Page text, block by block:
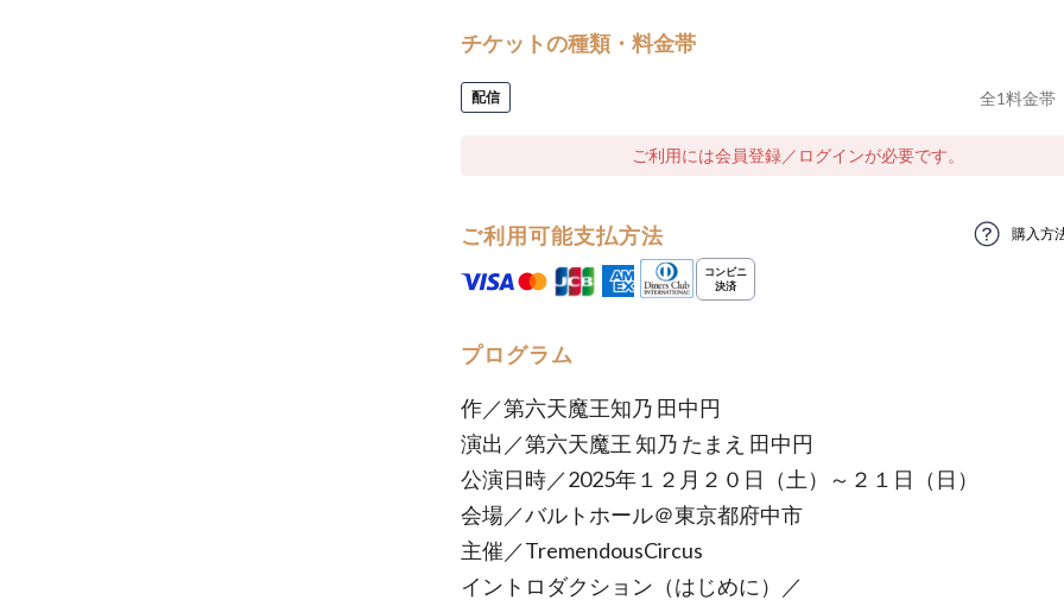
チケットの種類・料金帯
配信 全1料金帯
ご利用には会員登録／ログインが必要です。
ご利用可能支払方法 購入方
プログラム
作／第六天魔王知乃 田中円
演出／第六天魔王 知乃 たまえ 田中円
公演日時／2025年１２月２０日（土）～２１日（日）
会場／バルトホール＠東京都府中市
主催／TremendousCircus
イントロダクション（はじめに）／